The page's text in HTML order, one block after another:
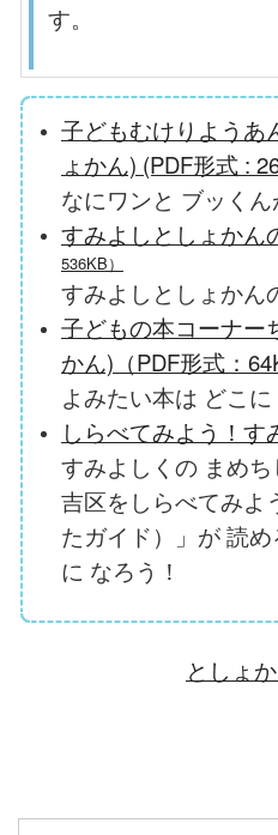
す。
子どもむけりようあ
ょかん) (PDF形式 :
なにワンと ブッくん
すみよしとしょかん
536KB）
すみよしとしょかん
子どもの本コーナー
かん)（PDF形式：
よみたい本は どこに
しらべてみよう！す
すみよしくの まめ
吉区をしらべてみよ
たガイド）」が 読
に なろう！
としょ